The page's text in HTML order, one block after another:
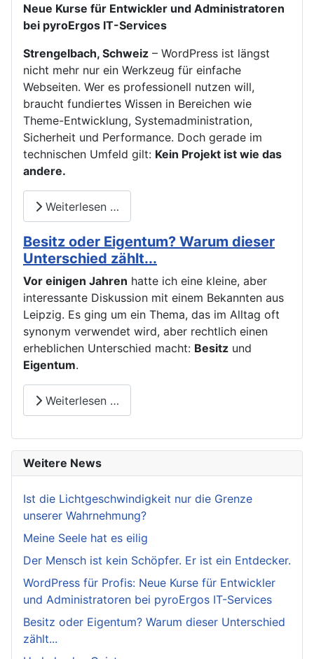
Neue Kurse für Entwickler und Administratoren
bei pyroErgos IT-Services
Strengelbach, Schweiz – WordPress ist längst
nicht mehr nur ein Werkzeug für einfache
Webseiten. Wer es professionell nutzen will,
braucht fundiertes Wissen in Bereichen wie
Theme-Entwicklung, Systemadministration,
Sicherheit und Performance. Doch gerade im
technischen Umfeld gilt: Kein Projekt ist wie das
andere.
Weiterlesen …
Besitz oder Eigentum? Warum dieser
Unterschied zählt...
Vor einigen Jahren hatte ich eine kleine, aber
interessante Diskussion mit einem Bekannten aus
Leipzig. Es ging um ein Thema, das im Alltag oft
synonym verwendet wird, aber rechtlich einen
erheblichen Unterschied macht: Besitz und
Eigentum.
Weiterlesen …
Weitere News
Ist die Lichtgeschwindigkeit nur die Grenze
unserer Wahrnehmung?
Meine Seele hat es eilig
Der Mensch ist kein Schöpfer. Er ist ein Entdecker.
WordPress für Profis: Neue Kurse für Entwickler
und Administratoren bei pyroErgos IT-Services
Besitz oder Eigentum? Warum dieser Unterschied
zählt...